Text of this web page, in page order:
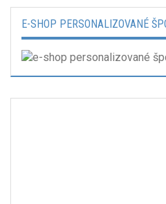
E-SHOP PERSONALIZOVANÉ